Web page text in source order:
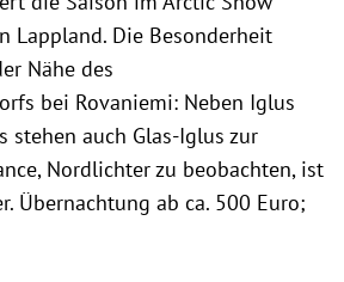
Lappland. Die Besonderheit
Nähe des
bei Rovaniemi: Neben Iglus
stehen auch Glas-Iglus zur
Nordlichter zu beobachten, ist
Übernachtung ab ca. 500 Euro;